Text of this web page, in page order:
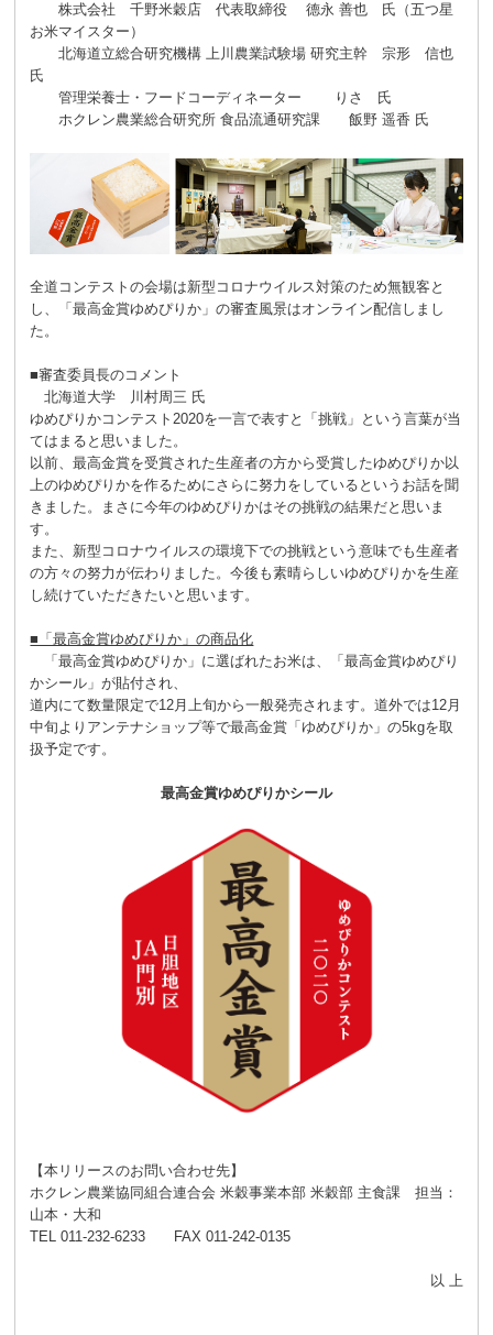
株式会社 千野米穀店 代表取締役 德永 善也 氏（五つ星
お米マイスター）
北海道立総合研究機構 上川農業試験場 研究主幹 宗形 信也
氏
管理栄養士・フードコーディネーター りさ 氏
ホクレン農業総合研究所 食品流通研究課 飯野 遥香 氏
全道コンテストの会場は新型コロナウイルス対策のため無観客と
し、「最高金賞ゆめぴりか」の審査風景はオンライン配信しまし
た。
■審査委員長のコメント
北海道大学 川村周三 氏
ゆめぴりかコンテスト2020を一言で表すと「挑戦」という言葉が当
てはまると思いました。
以前、最高金賞を受賞された生産者の方から受賞したゆめぴりか以
上のゆめぴりかを作るためにさらに努力をしているというお話を聞
きました。まさに今年のゆめぴりかはその挑戦の結果だと思いま
す。
また、新型コロナウイルスの環境下での挑戦という意味でも生産者
の方々の努力が伝わりました。今後も素晴らしいゆめぴりかを生産
し続けていただきたいと思います。
■「最高金賞ゆめぴりか」の商品化
「最高金賞ゆめぴりか」に選ばれたお米は、「最高金賞ゆめぴり
かシール」が貼付され、
道内にて数量限定で12月上旬から一般発売されます。道外では12月
中旬よりアンテナショップ等で最高金賞「ゆめぴりか」の5kgを取
扱予定です。
最高金賞ゆめぴりかシール
【本リリースのお問い合わせ先】
ホクレン農業協同組合連合会 米穀事業本部 米穀部 主食課 担当：
山本・大和
TEL 011-232-6233 FAX 011-242-0135
以 上